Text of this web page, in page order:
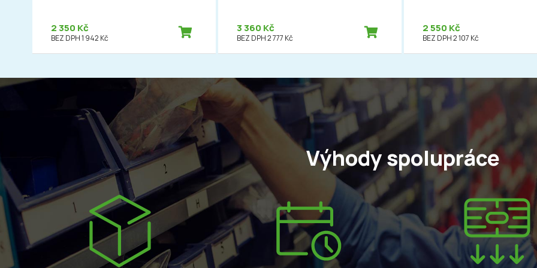
2 350 Kč
BEZ DPH 1 942 Kč
3 360 Kč
BEZ DPH 2 777 Kč
2 550 Kč
BEZ DPH 2 107 Kč
Výhody spolupráce